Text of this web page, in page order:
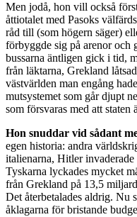
Men jodå, hon vill också
åttiotalet med Pasoks
råd till (som högern säger)
förbyggde sig på arenor och
bussarna äntligen gick i tid,
från läktarna, Grekland
västvärlden man engång
mutsystemet som går djupt
som försvaras med att staten
Hon snuddar vid sådant
egen historia: andra
italienarna, Hitler
Tyskarna lyckades mycket
från Grekland på 13,5
Det återbetalades aldrig. Nu
åklagarna för bristande